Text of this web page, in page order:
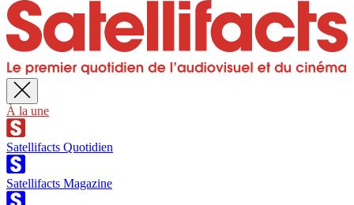
À la une
Satellifacts Quotidien
Satellifacts Magazine